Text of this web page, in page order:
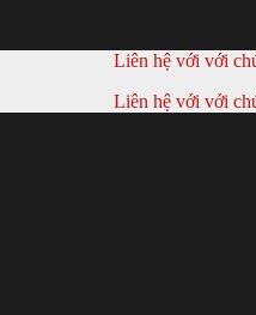
Liên hệ với với
Liên hệ với với